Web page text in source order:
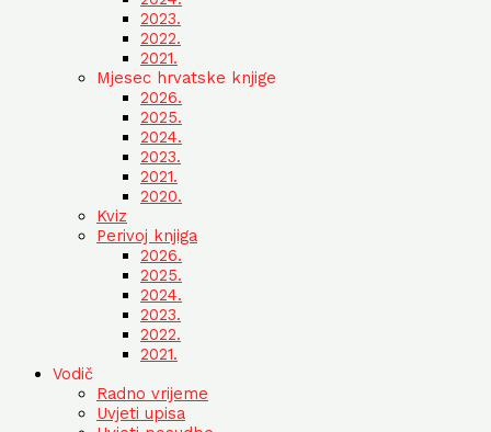
2023.
2022.
2021.
Mjesec hrvatske knjige
2026.
2025.
2024.
2023.
2021.
2020.
Kviz
Perivoj knjiga
2026.
2025.
2024.
2023.
2022.
2021.
Vodič
Radno vrijeme
Uvjeti upisa